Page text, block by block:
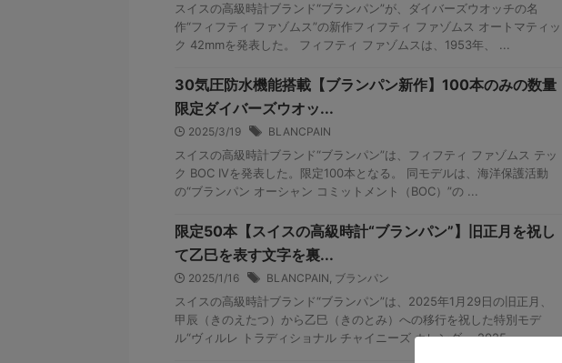
スイスの高級時計ブランド“ブランパン”が、ダイバーズウオッチの名
作“フィフティ ファゾムス”の新作フィフティ ファゾムス オートマティッ
ク 42mmを発表した。 フィフティ ファゾムスは、1953年、 ...
30気圧防水機能搭載【ブランパン新作】100本のみの数量
限定ダイバーズウオッ...
2025/3/19 BLANCPAIN
スイスの高級時計ブランド“ブランパン”は、フィフティ ファゾムス テッ
ク BOC IVを発表した。限定100本となる。 同モデルは、海洋保護活動
の“ブランパン オーシャン コミットメント（BOC）”の ...
限定50本【スイスの高級時計“ブランパン”】旧正月を祝し
て乙巳を表す文字を裏...
2025/1/16 BLANCPAIN, ブランパン
スイスの高級時計ブランド“ブランパン”は、2025年1月29日の旧正月、
甲辰（きのえたつ）から乙巳（きのとみ）への移行を祝した特別モデ
ル“ヴィルレ トラディショナル チャイニーズ カレンダー 2025 ...